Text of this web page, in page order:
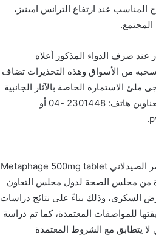
المناسب عند ارتفاع الترانس امينيز،
المجتمع.
عند صرف الدواء المذكور أعلاه
من الأسواق وهذه التحذيرات تضاف
الاستمارة الخاصة بالآثار الجانبية
للدواء ADR والمتوفرة على موقع الوزارة أو الاتصال على العناوين هاتف: 2301448 -04 أو
وذكر الأميري أنه تقرر إصدار تعميم بتعليق تسجيل المستحضر الصيدلاني Metaphage 500mg tablet
من مجلس الصحة لدول مجلس التعاون
السكري، وذلك بناءً على نتائج دراسات
للمواصفات المعتمدة، كما تم دراسة
لا يتطابق مع الشروط المعتمدة